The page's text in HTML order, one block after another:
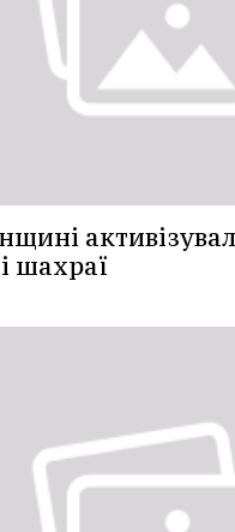
шахраї